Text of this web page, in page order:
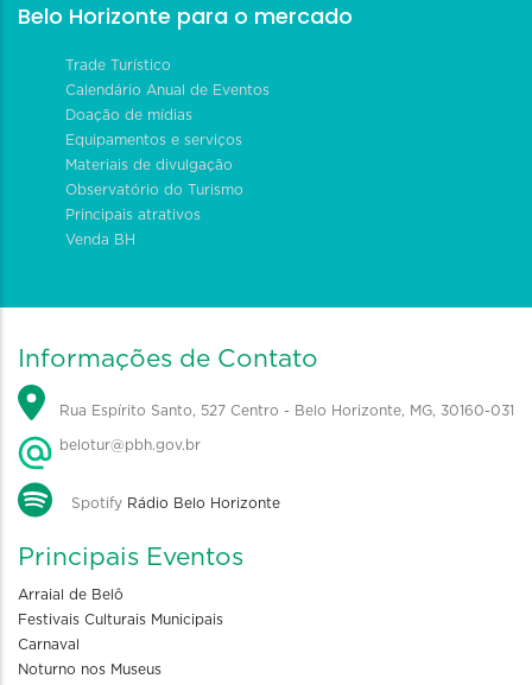
Belo Horizonte para o mercado
Trade Turístico
Calendário Anual de Eventos
Doação de mídias
Equipamentos e serviços
Materiais de divulgação
Observatório do Turismo
Principais atrativos
Venda BH
Informações de Contato
Rua Espírito Santo, 527 Centro - Belo Horizonte, MG, 30160-031
belotur@pbh.gov.br
Spotify Rádio Belo Horizonte
Principais Eventos
Arraial de Belô
Festivais Culturais Municipais
Carnaval
Noturno nos Museus